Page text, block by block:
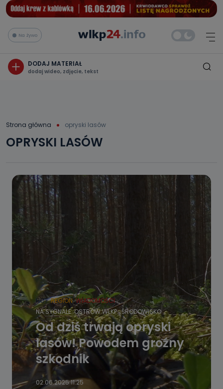
Na żywo
DODAJ MATERIAŁ
dodaj wideo, zdjęcie, tekst
Strona główna opryski lasów
OPRYSKI LASÓW
HOT REGION WIADOMOŚCI
NA SYGNALE OSTRÓW WLKP. ŚRODOWISKO
Od dziś trwają opryski
lasów! Powodem groźny
szkodnik
02.06.2025 11:25